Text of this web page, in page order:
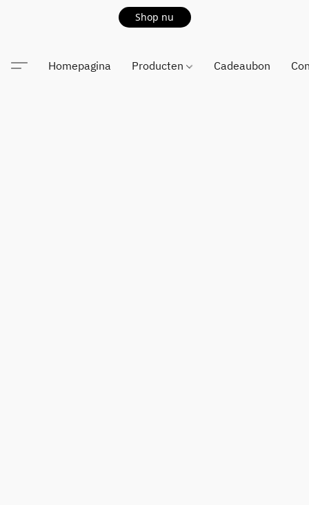
Shop nu
Homepagina Producten Cadeaubon